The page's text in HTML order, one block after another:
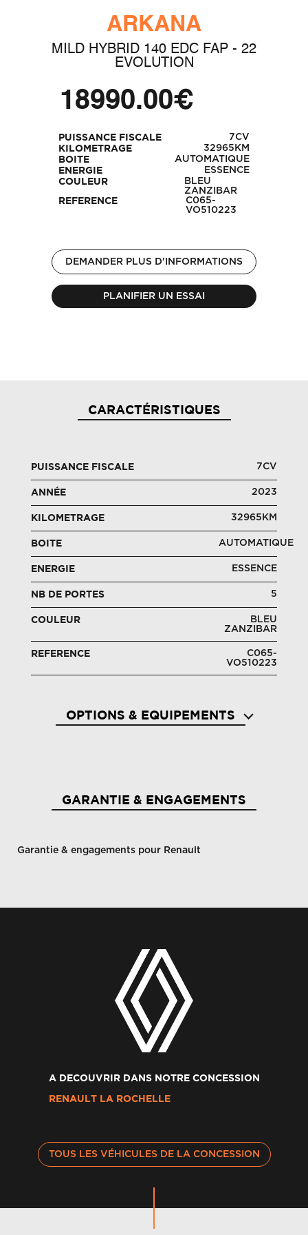
ARKANA
MILD HYBRID 140 EDC FAP - 22
EVOLUTION
18990.00€
PUISSANCE FISCALE 7CV
KILOMETRAGE 32965KM
BOITE AUTOMATIQUE
ENERGIE ESSENCE
COULEUR
BLEU
ZANZIBAR
REFERENCE
C065-
VO510223
DEMANDER PLUS D'INFORMATIONS
PLANIFIER UN ESSAI
CARACTÉRISTIQUES
PUISSANCE FISCALE 7CV
ANNÉE 2023
KILOMETRAGE 32965KM
BOITE AUTOMATIQUE
ENERGIE ESSENCE
NB DE PORTES 5
COULEUR
BLEU
ZANZIBAR
REFERENCE
C065-
VO510223
OPTIONS & EQUIPEMENTS
GARANTIE & ENGAGEMENTS
Garantie & engagements pour Renault
A DECOUVRIR DANS NOTRE CONCESSION
RENAULT LA ROCHELLE
TOUS LES VÉHICULES DE LA CONCESSION